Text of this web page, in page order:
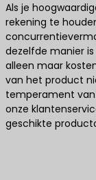
Als je
rekening te
dezelfde manier
alleen maar
van het product
temperament
onze
geschikte